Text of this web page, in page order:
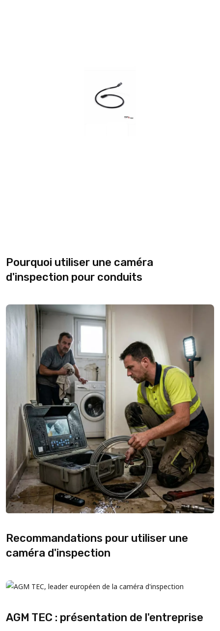
Pourquoi utiliser une caméra
d'inspection pour conduits
Recommandations pour utiliser une
caméra d'inspection
AGM TEC : présentation de l'entreprise